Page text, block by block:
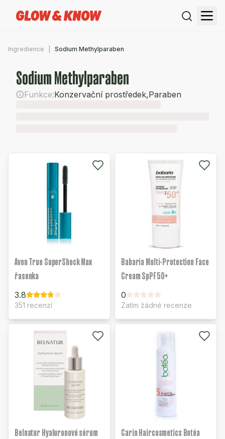
Ingredience Sodium Methylparaben
Sodium Methylparaben
Funkce:Konzervační prostředek,Paraben
Avon True SuperShock Max
řasenka
3.8
351 recenzí
Babaria Multi-Protection Face
Cream SpPF50+
0
Zatím žádné recenze
Belnatur Hyaluronové sérum
Carin Haircosmetics Botéa